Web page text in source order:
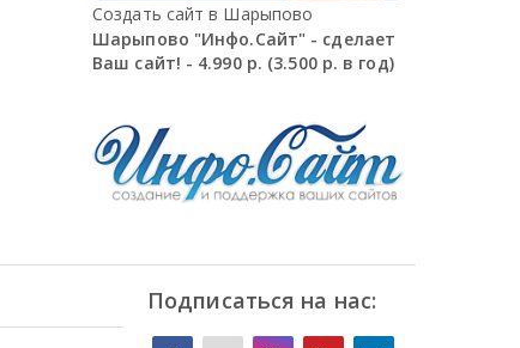
Создать сайт в Шарыпово
Шарыпово "Инфо.Сайт" - сделает
Ваш сайт! - 4.990 р. (3.500 р. в год)
Подписаться на нас: